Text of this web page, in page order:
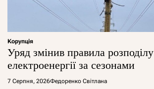
Корупція
Уряд змінив правила розподілу
електроенергії за сезонами
7 Серпня, 2026Федоренко Світлана